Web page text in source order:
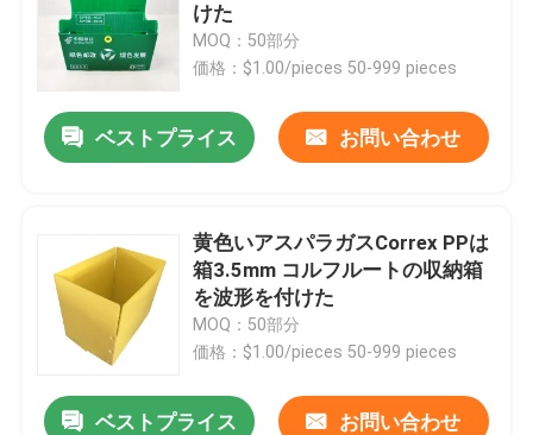
ビデオ
わたしたち に つい て
けた
MOQ：50部分
価格：$1.00/pieces 50-999 pieces
ベストプライス お問い合わせ
黄色いアスパラガスCorrex PPは
箱3.5mm コルフルートの収納箱
を波形を付けた
MOQ：50部分
価格：$1.00/pieces 50-999 pieces
ベストプライス お問い合わせ